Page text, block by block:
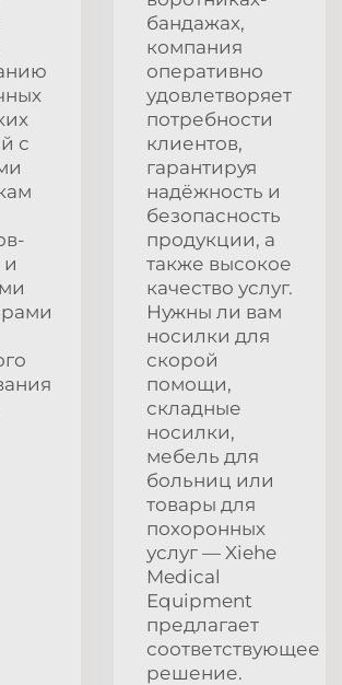
с
бандажах,
компания
оперативно
удовлетворяет
потребности
клиентов,
гарантируя
надёжность и
безопасность
продукции, а
также высокое
качество услуг.
Нужны ли вам
носилки для
скорой
помощи,
складные
носилки,
мебель для
больниц или
товары для
похоронных
услуг — Xiehe
Medical
Equipment
предлагает
соответствующее
решение.